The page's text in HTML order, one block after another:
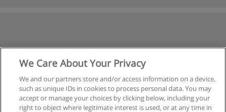
We Care About Your Privacy
We and our partners store and/or access information on a device,
such as unique IDs in cookies to process personal data. You may
accept or manage your choices by clicking below, including your
right to object where legitimate interest is used, or at any time in